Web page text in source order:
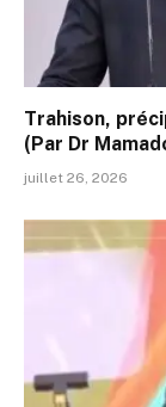
Trahison,
(Par Dr
juillet 26, 2026